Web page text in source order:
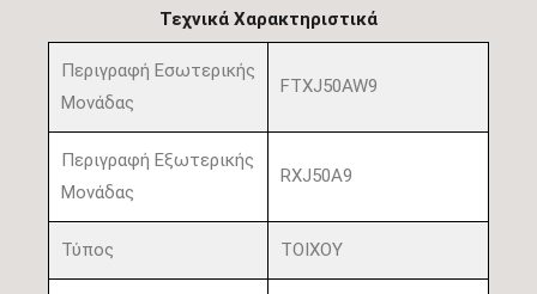
Τεχνικά Χαρακτηριστικά
Περιγραφή Εσωτερικής
Μονάδας
FTXJ50AW9
Περιγραφή Εξωτερικής
Μονάδας
RXJ50Α9
Τύπος ΤΟΙΧΟΥ